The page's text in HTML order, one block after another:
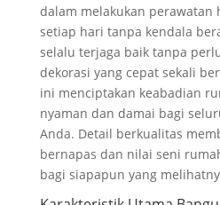
dalam melakukan perawatan
setiap hari tanpa kendala
selalu terjaga baik tanpa
dekorasi yang cepat sekali
ini menciptakan keabadian
nyaman dan damai bagi
Anda. Detail berkualitas
bernapas dan nilai seni
bagi siapapun yang